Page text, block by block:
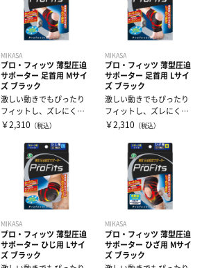
MIKASA
プロ・フィッツ 薄型圧迫
サポーター 足首用 Mサイ
ズ ブラック
激しい動きでもぴったり
フィットし、ズレにく
い。薄さ0.6mmなのにし
￥2,310 （税込）
MIKASA
プロ・フィッツ 薄型圧迫
サポーター 足首用 Lサイ
ズ ブラック
激しい動きでもぴったり
フィットし、ズレにく
い。薄さ0.6mmなのにし
￥2,310 （税込）
MIKASA
プロ・フィッツ 薄型圧迫
サポーター ひじ用 Lサイ
ズ ブラック
MIKASA
プロ・フィッツ 薄型圧迫
サポーター ひざ用 Mサイ
ズ ブラック